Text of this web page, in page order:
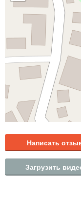
Написать
Загрузить